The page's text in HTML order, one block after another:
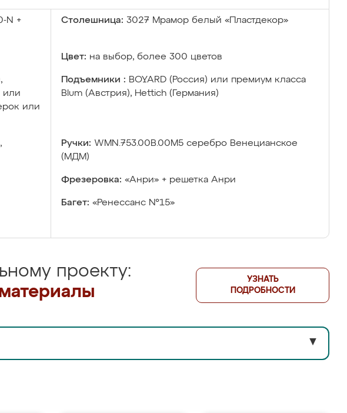
N +
Столешница: 3027 Мрамор белый «Пластдекор»
Цвет: на выбор, более 300 цветов
или
или
Подъемники : BOYARD (Россия) или премиум класса
Blum (Австрия), Hettich (Германия)
Ручки: WMN.753.00B.00M5 серебро Венецианское
(МДМ)
Фрезеровка: «Анри» + решетка Анри
Багет: «Ренессанс №15»
проекту:
УЗНАТЬ
ПОДРОБНОСТИ
▼